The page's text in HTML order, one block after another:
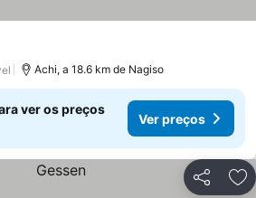
Achi, a 18.6 km de Nagiso
ver os preços
Ver preços
Partilhar